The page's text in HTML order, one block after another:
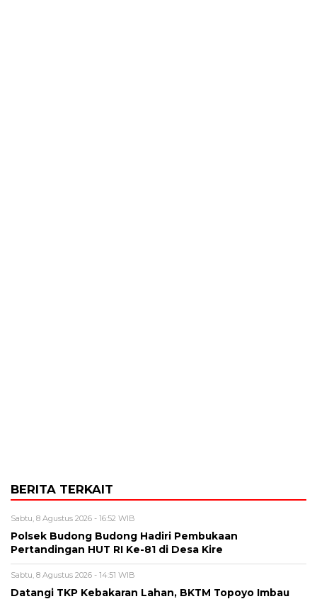
BERITA TERKAIT
Sabtu, 8 Agustus 2026 - 16:52 WIB
Polsek Budong Budong Hadiri Pembukaan
Pertandingan HUT RI Ke-81 di Desa Kire
Sabtu, 8 Agustus 2026 - 14:51 WIB
Datangi TKP Kebakaran Lahan, BKTM Topoyo Imbau